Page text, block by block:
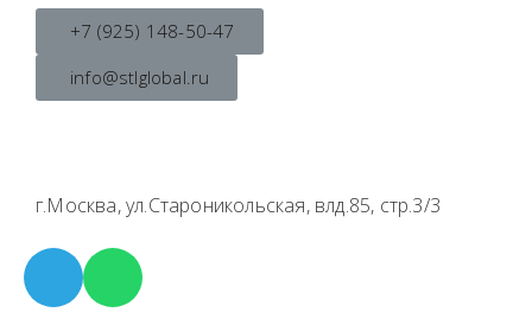
+7 (925) 148-50-47
info@stlglobal.ru
г.Москва, ул.Староникольская, влд.85, стр.3/3